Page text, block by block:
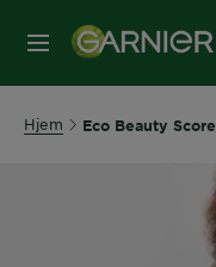
MENY
Hjem Eco Beauty Score